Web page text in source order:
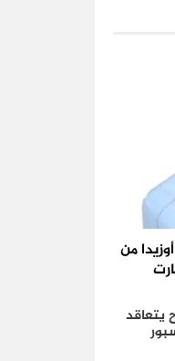
من
يتعاقد